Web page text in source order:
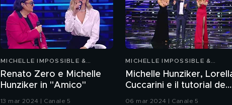
MICHELLE IMPOSSIBLE &
Renato Zero e Michelle
Hunziker in "Amico"
13 mar 2024 | Canale 5
MICHELLE IMPOSSIBLE &
Michelle Hunziker,
Cuccarini e il tutorial de
"La notte vola"
06 mar 2024 | Canale 5